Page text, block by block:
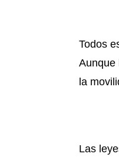
Todos
Aunque
la
Las